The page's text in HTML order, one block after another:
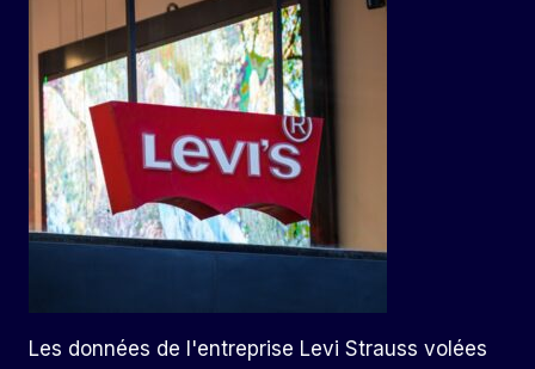
Les données de l'entreprise Levi Strauss volées